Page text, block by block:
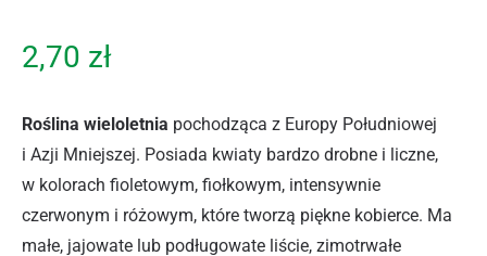
2,70 zł
Roślina wieloletnia pochodząca z Europy Południowej
i Azji Mniejszej. Posiada kwiaty bardzo drobne i liczne,
w kolorach fioletowym, fiołkowym, intensywnie
czerwonym i różowym, które tworzą piękne kobierce. Ma
małe, jajowate lub podługowate liście, zimotrwałe